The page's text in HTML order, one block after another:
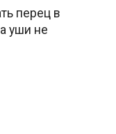
перец в
уши не